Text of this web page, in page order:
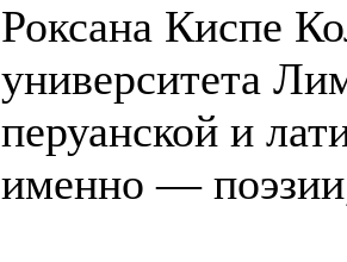
Роксана Киспе
университета
перуанской и
именно —